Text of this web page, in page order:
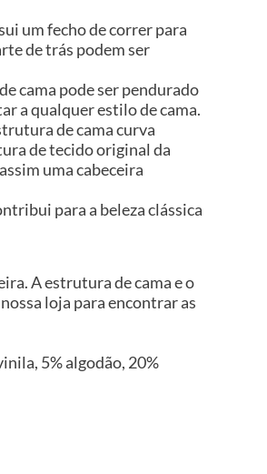
um fecho de correr para
de trás podem ser
cama pode ser pendurado
a qualquer estilo de cama.
de cama curva
de tecido original da
uma cabeceira
para a beleza clássica
A estrutura de cama e o
loja para encontrar as
5% algodão, 20%